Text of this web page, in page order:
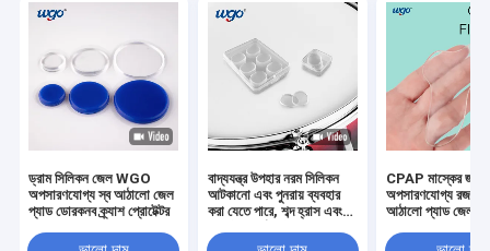
ড্রাম সিলিকন জেল WGO
অপসারণযোগ্য স্ব আঠালো জেল
প্যাড ডোরকনব ক্র্যাশ প্রোটেক্টর
বাদ্যযন্ত্র উপহার নরম সিলিকন
আটকানো এবং পুনরায় ব্যবহার
করা যেতে পারে, শব্দ হ্রাস এবং
যেতে পারে
CPAP মাস্কের জন্য
অপসারণযোগ্য রজন
আঠালো প্যাড জেল